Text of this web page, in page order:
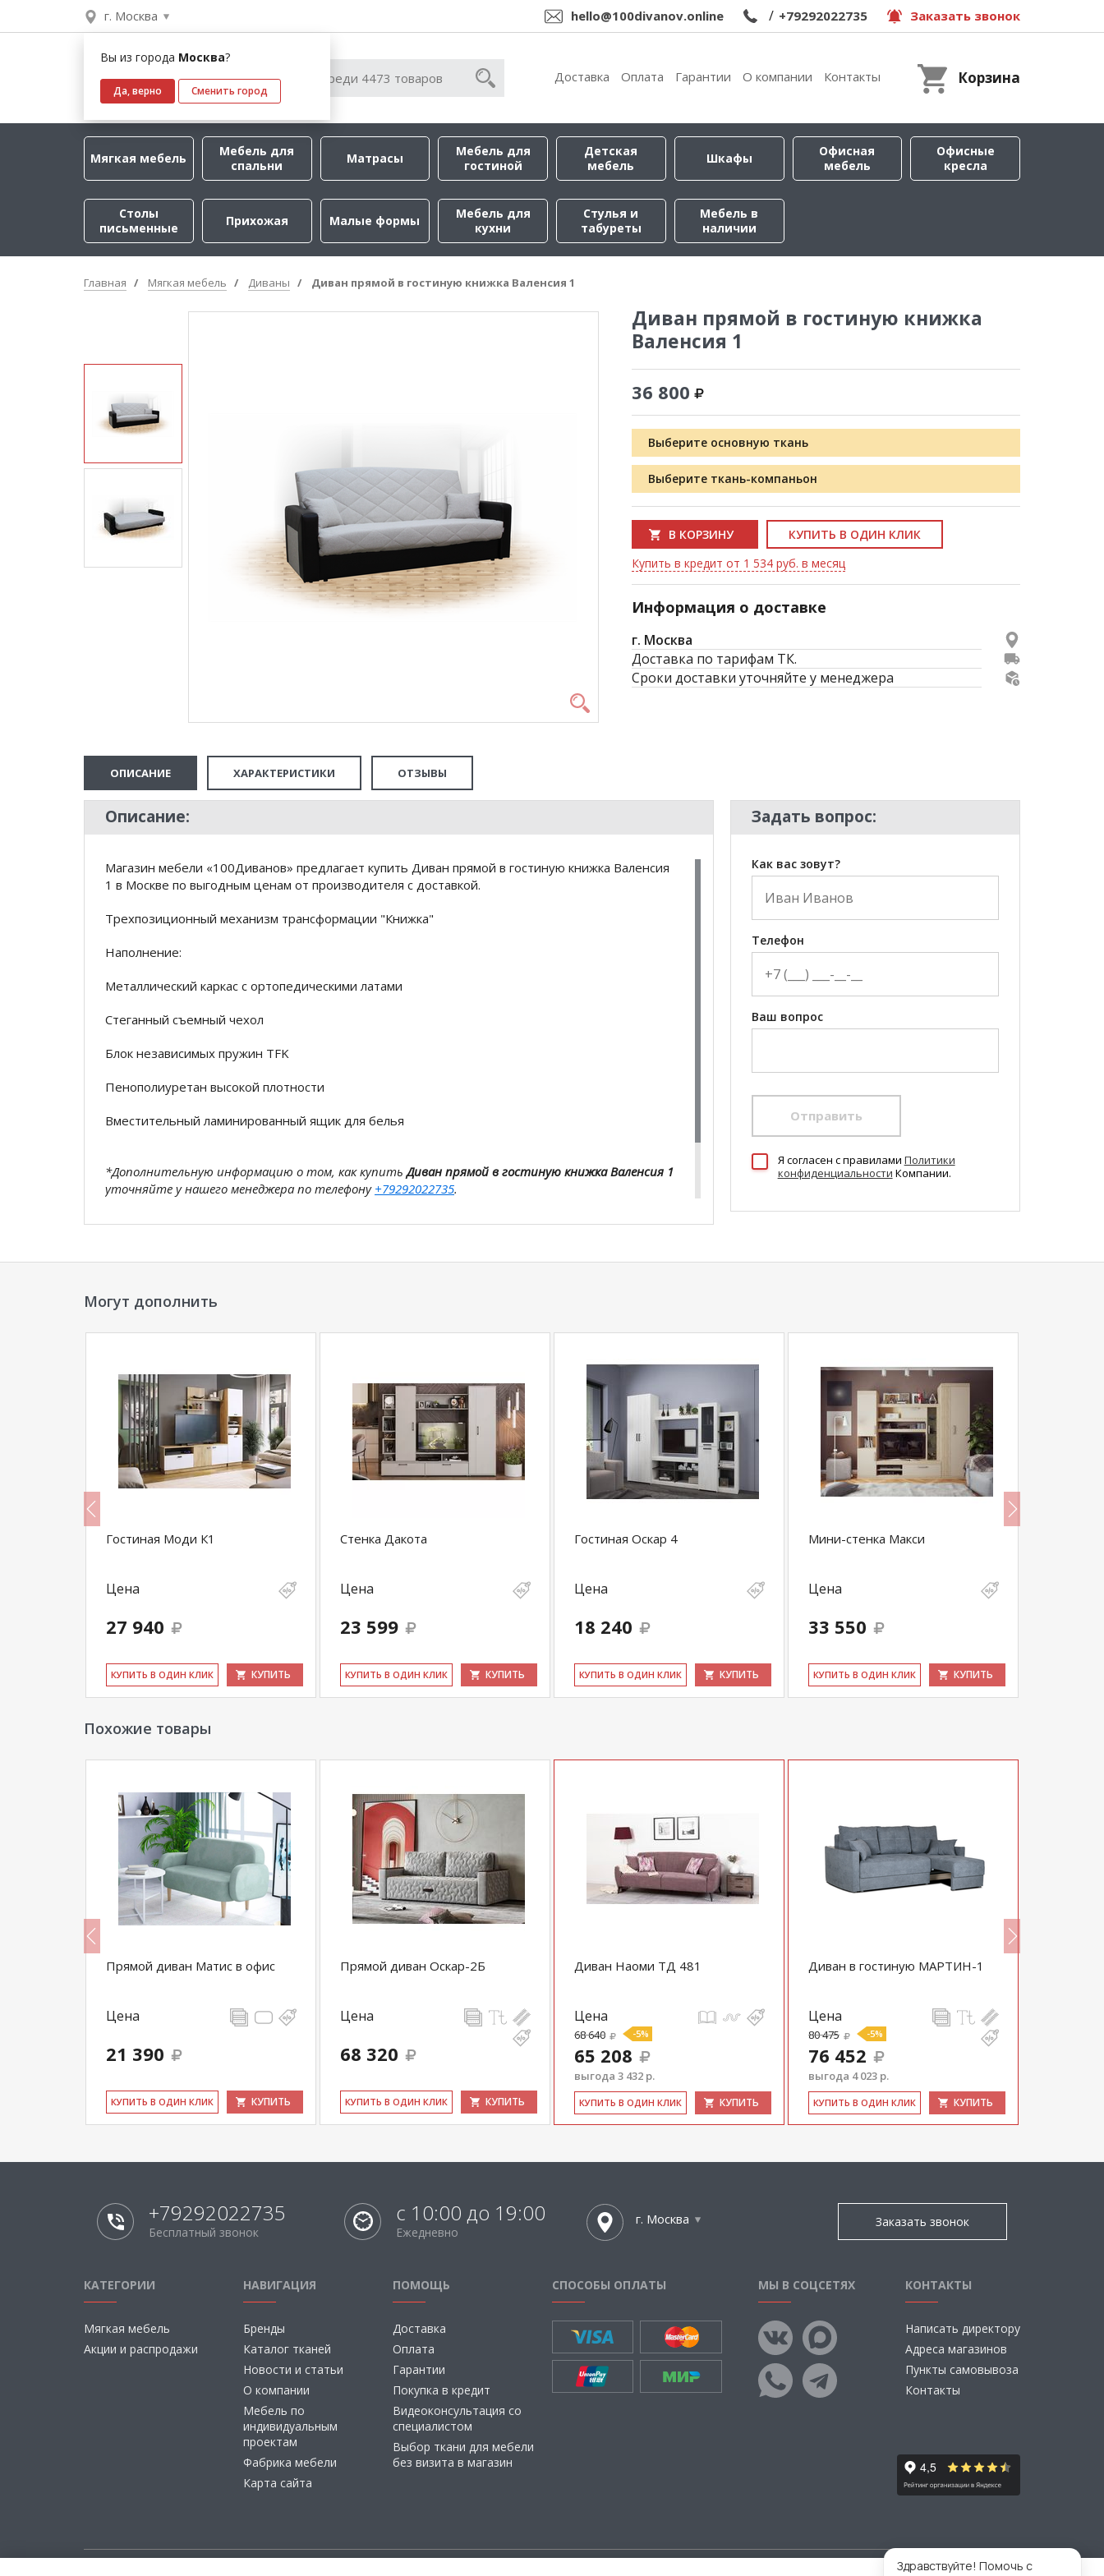
г. Москва
Вы из города Москва?
Да, верно Сменить город
hello@100divanov.online / +79292022735 Заказать звонок
Доставка Оплата Гарантии О компании Контакты Корзина
Мягкая мебель
Мебель для
спальни
Матрасы
Мебель для
гостиной
Детская
мебель
Шкафы
Офисная
мебель
Офисные
кресла
Столы
письменные
Прихожая Малые формы
Мебель для
кухни
Стулья и
табуреты
Мебель в
наличии
Главная Мягкая мебель Диваны Диван прямой в гостиную книжка Валенсия 1
Диван прямой в гостиную книжка
Валенсия 1
36 800
Выберите основную ткань
Выберите ткань-компаньон
В КОРЗИНУ
КУПИТЬ В ОДИН КЛИК
Купить в кредит от 1 534 руб. в месяц
Информация о доставке
г. Москва
Доставка по тарифам ТК.
Сроки доставки уточняйте у менеджера
ОПИСАНИЕ ХАРАКТЕРИСТИКИ ОТЗЫВЫ
Описание:
Магазин мебели «100Диванов» предлагает купить Диван прямой в гостиную книжка Валенсия
1 в Москве по выгодным ценам от производителя с доставкой.
Трехпозиционный механизм трансформации "Книжка"
Наполнение:
Металлический каркас с ортопедическими латами
Стеганный съемный чехол
Блок независимых пружин TFK
Пенополиуретан высокой плотности
Вместительный ламинированный ящик для белья
*Дополнительную информацию о том, как купитьДиван прямой в гостиную книжка Валенсия 1
уточняйте у нашего менеджера по телефону +79292022735.
**Цены на официальном сайте100диванов.com действительны только для интернет-
Задать вопрос:
Как вас зовут?
Телефон
Ваш вопрос
Отправить
Я согласен c правилами Политики
конфиденциальности Компании.
Могут дополнить
Гостиная Моди К1
Цена
27 940
КУ­ПИТЬ В ОДИН КЛИК КУПИТЬ
Стенка Дакота
Цена
23 599
КУ­ПИТЬ В ОДИН КЛИК КУПИТЬ
Гостиная Оскар 4
Цена
18 240
КУ­ПИТЬ В ОДИН КЛИК КУПИТЬ
Мини-стенка Макси
Цена
33 550
КУ­ПИТЬ В ОДИН КЛИК КУПИТЬ
Похожие товары
Прямой диван Матис в офис
Цена
21 390
КУ­ПИТЬ В ОДИН КЛИК КУПИТЬ
Прямой диван Оскар-2Б
Цена
68 320
КУ­ПИТЬ В ОДИН КЛИК КУПИТЬ
Диван Наоми ТД 481
Цена
68 640 -5%
65 208
выгода 3 432 р.
КУ­ПИТЬ В ОДИН КЛИК КУПИТЬ
Диван в гостиную МАРТИН-1
Цена
80 475 -5%
76 452
выгода 4 023 р.
КУ­ПИТЬ В ОДИН КЛИК КУПИТЬ
+79292022735
Бесплатный звонок
с 10:00 до 19:00
Ежедневно
г. Москва Заказать звонок
КАТЕГОРИИ
Мягкая мебель
Акции и распродажи
НАВИГАЦИЯ
Бренды
Каталог тканей
Новости и статьи
О компании
Мебель по
индивидуальным
проектам
Фабрика мебели
Карта сайта
ПОМОЩЬ
Доставка
Оплата
Гарантии
Покупка в кредит
Видеоконсультация со
специалистом
Выбор ткани для мебели
без визита в магазин
СПОСОБЫ ОПЛАТЫ МЫ В СОЦСЕТЯХ КОНТАКТЫ
Написать директору
Адреса магазинов
Пункты самовывоза
Контакты
Здравствуйте! Помочь с